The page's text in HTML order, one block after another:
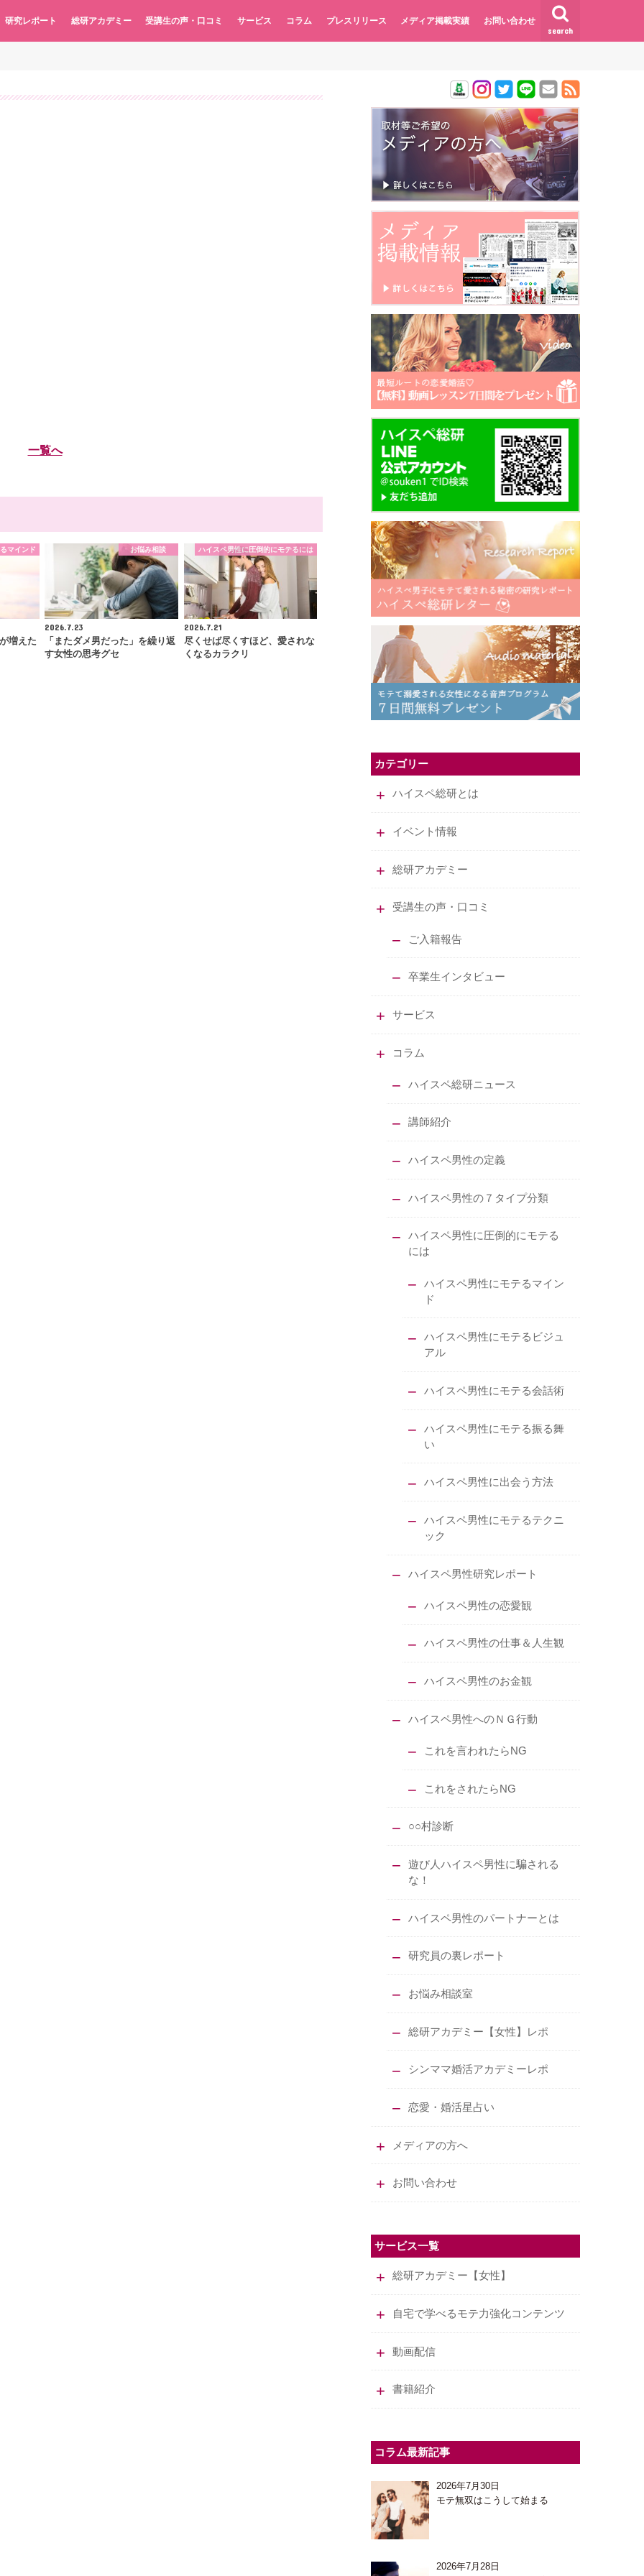
search
研究レポート 総研アカデミー 受講生の声・口コミ サービス コラム プレスリリース メディア掲載実績 お問い合わせ
一覧へ
マインド
増えた
お悩み相談
2026.7.23
「またダメ男だった」を繰り返
す女性の思考グセ
ハイスペ男性に圧倒的にモテるには
2026.7.21
尽くせば尽くすほど、愛されな
くなるカラクリ
カテゴリー
ハイスペ総研とは
イベント情報
総研アカデミー
受講生の声・口コミ
ご入籍報告
卒業生インタビュー
サービス
コラム
ハイスペ総研ニュース
講師紹介
ハイスペ男性の定義
ハイスペ男性の７タイプ分類
ハイスペ男性に圧倒的にモテる
には
ハイスペ男性にモテるマイン
ド
ハイスペ男性にモテるビジュ
アル
ハイスペ男性にモテる会話術
ハイスペ男性にモテる振る舞
い
ハイスペ男性に出会う方法
ハイスペ男性にモテるテクニ
ック
ハイスペ男性研究レポート
ハイスペ男性の恋愛観
ハイスペ男性の仕事＆人生観
ハイスペ男性のお金観
ハイスペ男性へのＮＧ行動
これを言われたらNG
これをされたらNG
○○村診断
遊び人ハイスペ男性に騙される
な！
ハイスペ男性のパートナーとは
研究員の裏レポート
お悩み相談室
総研アカデミー【女性】レポ
シンママ婚活アカデミーレポ
恋愛・婚活星占い
メディアの方へ
お問い合わせ
サービス一覧
総研アカデミー【女性】
自宅で学べるモテ力強化コンテンツ
動画配信
書籍紹介
コラム最新記事
2026年7月30日
モテ無双はこうして始まる
2026年7月28日